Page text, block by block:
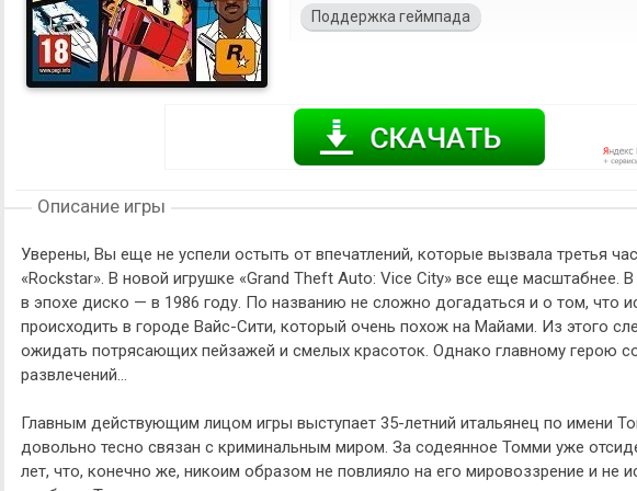
Поддержка геймпада
Описание игры
Уверены, Вы еще не успели остыть от впечатлений, которые вызвала третья
«Rockstar». В новой игрушке «Grand Theft Auto: Vice City» все еще масштабнее.
в эпохе диско — в 1986 году. По названию не сложно догадаться и о том, что
происходить в городе Вайс-Сити, который очень похож на Майами. Из этого
ожидать потрясающих пейзажей и смелых красоток. Однако главному герою
развлечений…
Главным действующим лицом игры выступает 35-летний итальянец по имени
довольно тесно связан с криминальным миром. За содеянное Томми уже
лет, что, конечно же, никоим образом не повлияло на его мировоззрение и не